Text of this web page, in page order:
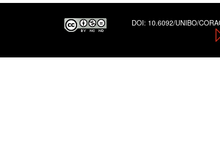
DOI: 10.6092/UNIBO/